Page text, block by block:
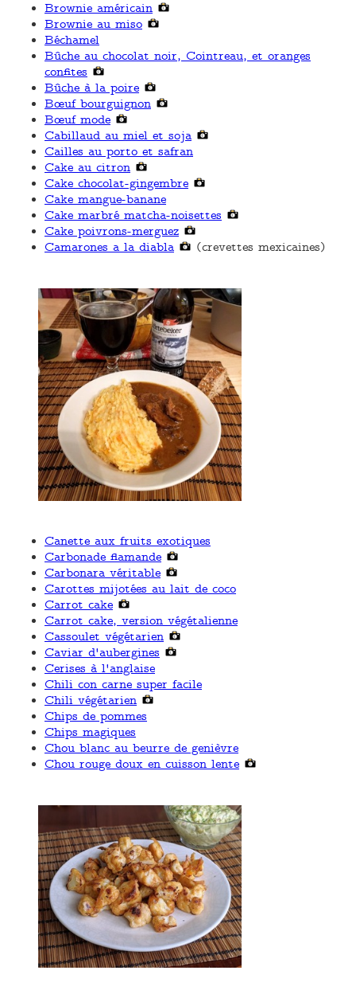
Brownie américain
Brownie au miso
Béchamel
Bûche au chocolat noir, Cointreau, et oranges
confites
Bûche à la poire
Bœuf bourguignon
Bœuf mode
Cabillaud au miel et soja
Cailles au porto et safran
Cake au citron
Cake chocolat-gingembre
Cake mangue-banane
Cake marbré matcha-noisettes
Cake poivrons-merguez
Camarones a la diabla
(crevettes mexicaines)
Canette aux fruits exotiques
Carbonade flamande
Carbonara véritable
Carottes mijotées au lait de coco
Carrot cake
Carrot cake, version végétalienne
Cassoulet végétarien
Caviar d'aubergines
Cerises à l'anglaise
Chili con carne super facile
Chili végétarien
Chips de pommes
Chips magiques
Chou blanc au beurre de genièvre
Chou rouge doux en cuisson lente